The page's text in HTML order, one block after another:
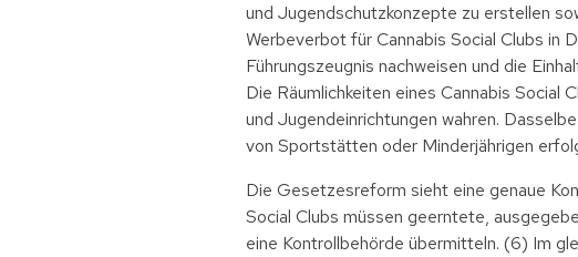
und Jugendschutzkonzepte zu erstellen
Werbeverbot für Cannabis Social Clubs in
Führungszeugnis nachweisen und die
Die Räumlichkeiten eines Cannabis Social
und Jugendeinrichtungen wahren.
von Sportstätten oder Minderjährigen
Die Gesetzesreform sieht eine genaue
Social Clubs müssen geerntete,
eine Kontrollbehörde übermitteln. (6) Im